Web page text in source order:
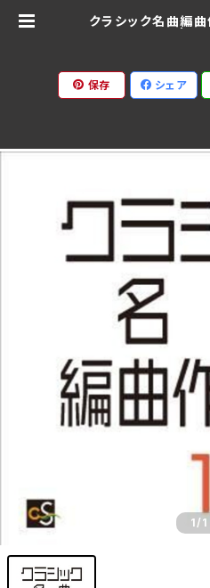
クラシック名曲編
保存 シェア
1/1